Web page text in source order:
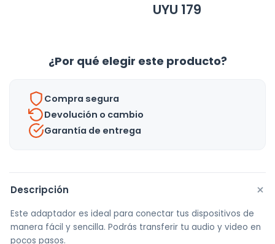
UYU 179
¿Por qué elegir este producto?
Compra segura
Devolución o cambio
Garantía de entrega
Descripción +
Este adaptador es ideal para conectar tus dispositivos de
manera fácil y sencilla. Podrás transferir tu audio y video en
pocos pasos.